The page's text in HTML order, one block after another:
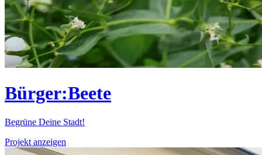
Bürger:Beete
Begrüne Deine Stadt!
Projekt anzeigen